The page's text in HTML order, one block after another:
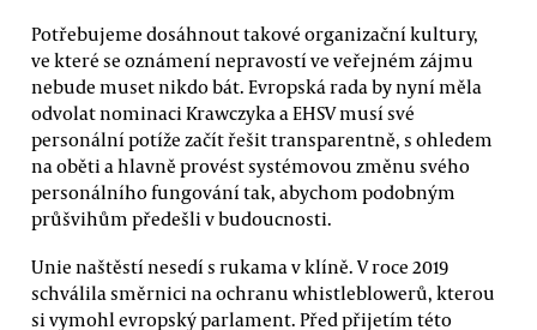
Potřebujeme dosáhnout takové organizační kultury,
ve které se oznámení nepravostí ve veřejném zájmu
nebude muset nikdo bát. Evropská rada by nyní měla
odvolat nominaci Krawczyka a EHSV musí své
personální potíže začít řešit transparentně, s ohledem
na oběti a hlavně provést systémovou změnu svého
personálního fungování tak, abychom podobným
průšvihům předešli v budoucnosti.
Unie naštěstí nesedí s rukama v klíně. V roce 2019
schválila směrnici na ochranu whistleblowerů, kterou
si vymohl evropský parlament. Před přijetím této